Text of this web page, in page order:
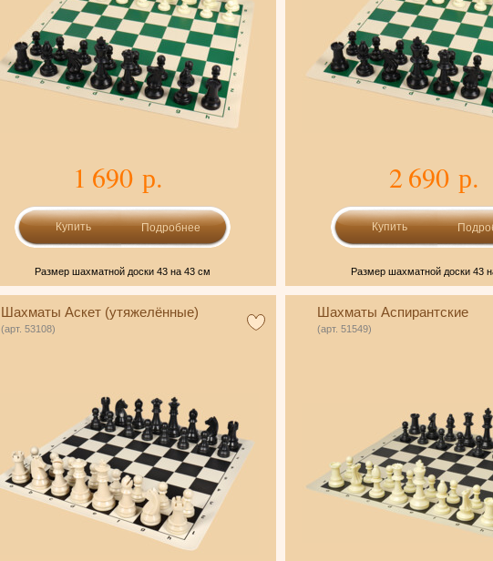
1 690 р.
Подробнее
Размер шахматной доски 43 на 43 см
2 690 р.
Размер шахматной доски 43
Шахматы Аскет (утяжелённые)
(арт. 53108)
Шахматы Аспирантские
(арт. 51549)